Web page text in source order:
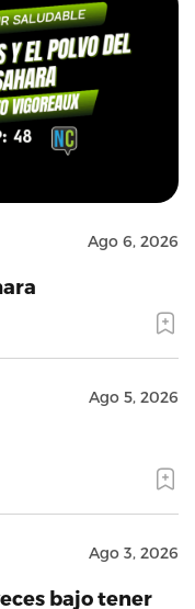
Ago 6, 2026
Ago 5, 2026
Ago 3, 2026
bajo tener